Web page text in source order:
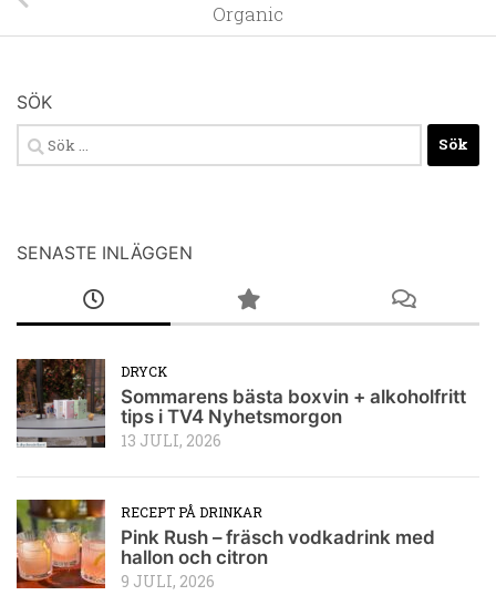
Organic
SÖK
Sök
efter:
SENASTE INLÄGGEN
DRYCK
Sommarens bästa boxvin + alkoholfritt
tips i TV4 Nyhetsmorgon
13 JULI, 2026
RECEPT PÅ DRINKAR
Pink Rush – fräsch vodkadrink med
hallon och citron
9 JULI, 2026